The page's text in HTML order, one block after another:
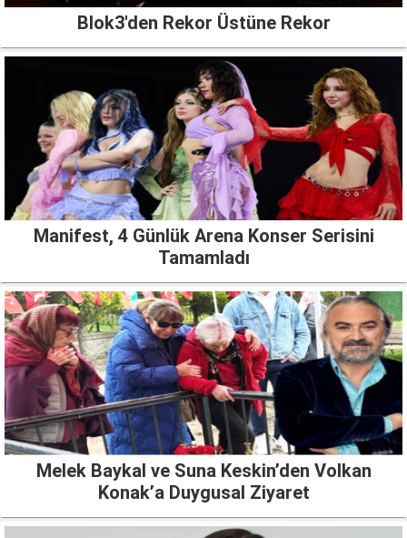
Blok3'den Rekor Üstüne Rekor
Manifest, 4 Günlük Arena Konser Serisini
Tamamladı
Melek Baykal ve Suna Keskin’den Volkan
Konak’a Duygusal Ziyaret